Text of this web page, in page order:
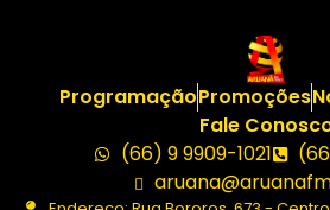
ProgramaçãoPromoções
Fale
(66) 9 9909-1021